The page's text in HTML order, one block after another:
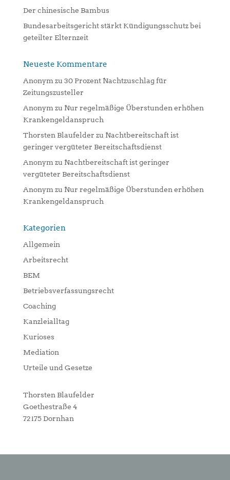
Der chinesische Bambus
Bundesarbeitsgericht stärkt Kündigungsschutz bei
geteilter Elternzeit
Neueste Kommentare
Anonymzu 30 Prozent Nachtzuschlag für
Zeitungszusteller
Anonymzu Nur regelmäßige Überstunden erhöhen
Krankengeldanspruch
Thorsten Blaufelder zu Nachtbereitschaft ist
geringer vergüteter Bereitschaftsdienst
Anonymzu Nachtbereitschaft ist geringer
vergüteter Bereitschaftsdienst
Anonymzu Nur regelmäßige Überstunden erhöhen
Krankengeldanspruch
Kategorien
Allgemein
Arbeitsrecht
BEM
Betriebsverfassungsrecht
Coaching
Kanzleialltag
Kurioses
Mediation
Urteile und Gesetze
Thorsten Blaufelder
Goethestraße 4
72175 Dornhan